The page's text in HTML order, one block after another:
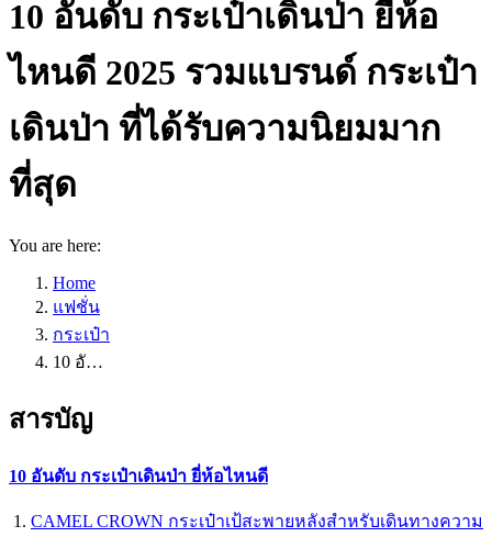
10 อันดับ กระเป๋าเดินป่า ยี่ห้อ
ไหนดี 2025 รวมแบรนด์ กระเป๋า
เดินป่า ที่ได้รับความนิยมมาก
ที่สุด
You are here:
Home
แฟชั่น
กระเป๋า
10 อั…
สารบัญ
10 อันดับ กระเป๋าเดินป่า ยี่ห้อไหนดี
CAMEL CROWN กระเป๋าเป้สะพายหลังสําหรับเดินทางความ